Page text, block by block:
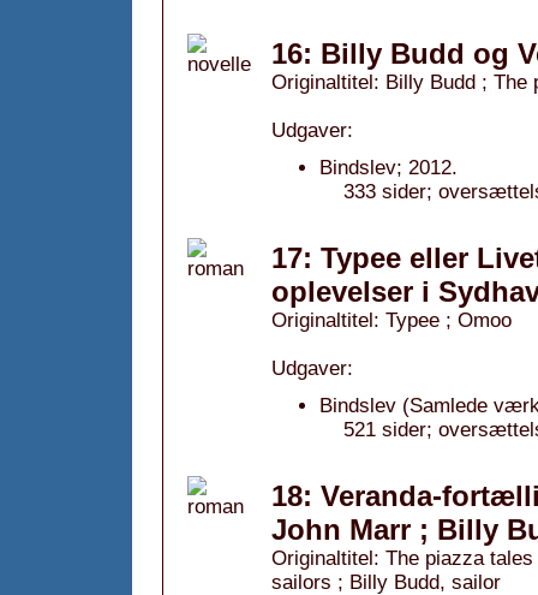
16: Billy Budd og
Originaltitel: Billy Budd ; The
Udgaver:
Bindslev; 2012.
333 sider;
17: Typee eller
oplevelser i
Originaltitel: Typee ; Omoo
Udgaver:
Bindslev (Samlede
521 sider;
18: Veranda-
John Marr ; Billy
Originaltitel: The piazza
sailors ; Billy Budd, sailor